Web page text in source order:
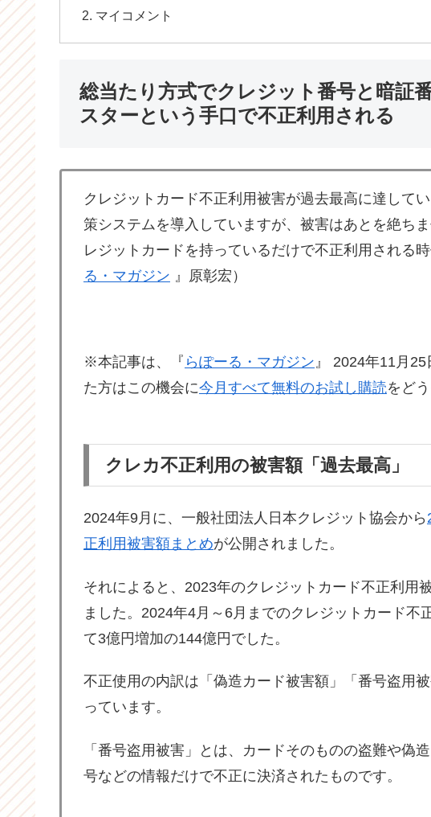
マイコメント
総当たり方式でクレジット番号と暗証
スターという手口で不正利用される
クレジットカード不正利用被害が過去最高に達して
策システムを導入していますが、被害はあとを絶ち
レジットカードを持っているだけで不正利用される
る・マガジン 』原彰宏）
※本記事は、『 らぽーる・マガジン 』 2024年11月
た方はこの機会に今月すべて無料のお試し購読をどう
クレカ不正利用の被害額「過去最高」
2024年9月に、一般社団法人日本クレジット協会から
正利用被害額まとめが公開されました。
それによると、2023年のクレジットカード不正利用
ました。2024年4月～6月までのクレジットカード不
て3億円増加の144億円でした。
不正使用の内訳は「偽造カード被害額」「番号盗用
っています。
「番号盗用被害」とは、カードそのものの盗難や偽
号などの情報だけで不正に決済されたものです。